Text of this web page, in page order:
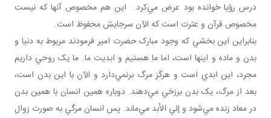
درس رؤيا خوانده بود عرض مي‌کرد. اين هم مخصوص آنها که نيست
مخصوص قرآن و عترت است که الآن سرجايش محفوظ است.
بنابراين اين بخشي که وجود مبارک حضرت امير فرمودند مربوط به دنيا و
بدن و ماده و اينها است، اما ما هستيم و ابديت ما. ما يک روحي داريم
مجرد، اين ابدي است و هرگز مرگ برنمي‌دارد و الآن با اين بدن است،
بعد از مرگ، يک بدن برزخي مي‌دهند. دوباره همين انسان با همين بدن
در معاد زنده مي‌شود و إلي الأبد مي‌ماند. پس انسان مرگي به صورت زوال